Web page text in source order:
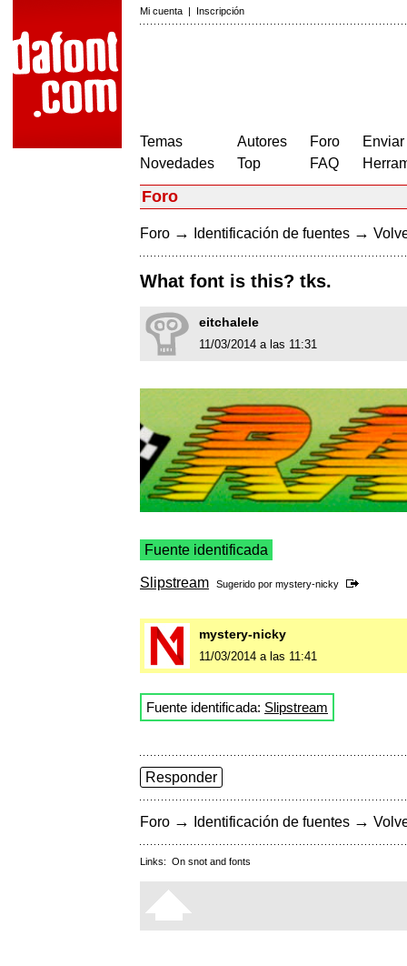
Mi cuenta | Inscripción
Temas
Novedades
Autores
Top
Foro
FAQ
Foro
Foro → Identificación de fuentes →
What font is this? tks.
eitchalele
11/03/2014 a las 11:31
Fuente identificada
Slipstream Sugerido por mystery-nicky
mystery-nicky
11/03/2014 a las 11:41
Fuente identificada: Slipstream
Responder
Foro → Identificación de fuentes →
Links: On snot and fonts